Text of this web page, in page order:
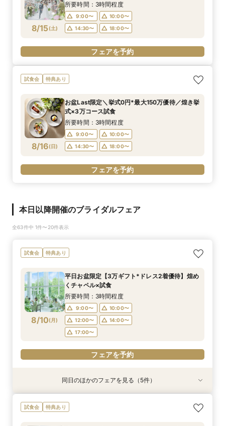
8/15(土)
所要時間：3時間程度
9:00〜
10:00〜
14:30〜
18:00〜
フェアを予約
試食会 特典あり
8/16(日)
お盆Last限定＼挙式0円*最大150万優待／煌き挙
式×3万コース試食
所要時間：3時間程度
9:00〜
10:00〜
14:30〜
18:00〜
フェアを予約
本日以降開催のブライダルフェア
全63件中 1件〜20件表示
試食会 特典あり
8/10(月)
平日お盆限定【3万ギフト*ドレス2着優待】煌め
くチャペル×試食
所要時間：3時間程度
9:00〜
10:00〜
12:00〜
14:00〜
17:00〜
フェアを予約
特典あり
【初めての見学がお得！】1stステップ相談会＆
試食×予算相談
特典あり
【6名～30名の少人数婚】挙式＆会食Newプラ
ン誕生！無料試食付
特典あり
【2件目以降に】ふたりの悩みを解消！3大プレ
花嫁体験付き相談会
【遠方の方◎スマホで簡単！】オンラインで会場
案内＆相談会♪
【気軽にサクッと90分♪】まるごと会場案内～お
見積り相談◎
同日のほかのフェアを見る（5件）
試食会 特典あり